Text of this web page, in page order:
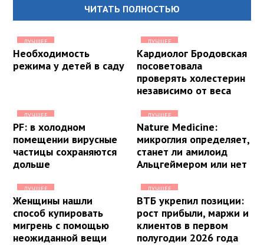
ЧИТАТЬ ПОЛНОСТЬЮ
ЛУЧШЕЕ
Необходимость
режима у детей в саду
ЛУЧШЕЕ
Кардиолог Бродовская
посоветовала
проверять холестерин
независимо от веса
ЛУЧШЕЕ
PF: в холодном
помещении вирусные
частицы сохраняются
дольше
ЛУЧШЕЕ
Nature Medicine:
микроглия определяет,
станет ли амилоид
Альцгеймером или нет
ЛУЧШЕЕ
Женщины нашли
способ купировать
мигрень с помощью
неожиданной вещи
ЛУЧШЕЕ
ВТБ укрепил позиции:
рост прибыли, маржи и
клиентов в первом
полугодии 2026 года